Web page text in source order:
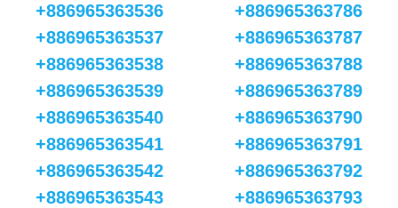
+886965363536
+886965363537
+886965363538
+886965363539
+886965363540
+886965363541
+886965363542
+886965363543
+886965363786
+886965363787
+886965363788
+886965363789
+886965363790
+886965363791
+886965363792
+886965363793